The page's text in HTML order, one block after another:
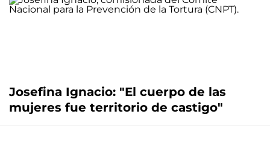
Josefina Ignacio: "El cuerpo de las
mujeres fue territorio de castigo"